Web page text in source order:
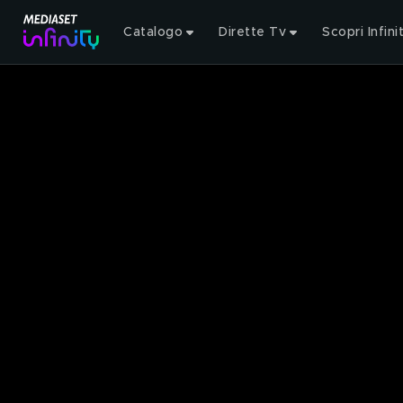
Catalogo Dirette Tv Scopri